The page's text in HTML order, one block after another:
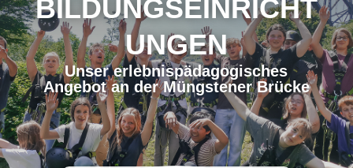
BILDUNGSEINRICHT
UNGEN
Unser erlebnispädagogisches
Angebot an der Müngstener Brücke